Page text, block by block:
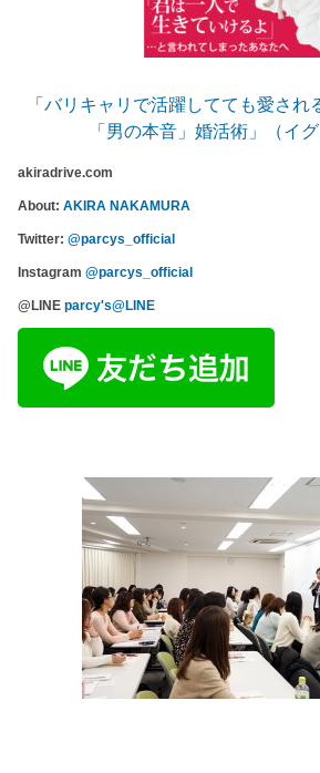
「バリキャリで活躍してても愛され
「男の本音」婚活術」（イグ
akiradrive.com
About:AKIRA NAKAMURA
Twitter:@parcys_official
Instagram@parcys_official
@LINEparcy's@LINE